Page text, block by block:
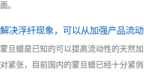
面。
解决浮纤现象，可以从加强产品流动
蒙旦蜡是已知的可以提高流动性的天然
对紧张，目前国内的蒙旦蜡已经十分紧俏